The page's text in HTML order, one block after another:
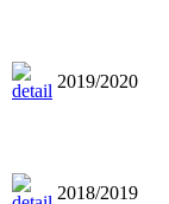
2019/2020
2018/2019